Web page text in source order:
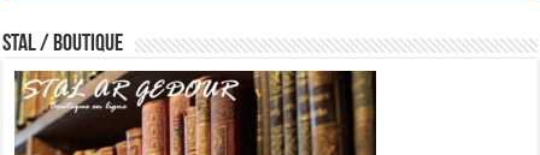
STAL / BOUTIQUE